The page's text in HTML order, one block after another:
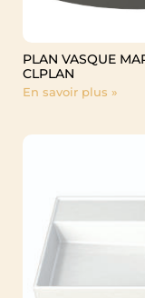
PLAN VASQUE
CLPLAN
En savoir plus »